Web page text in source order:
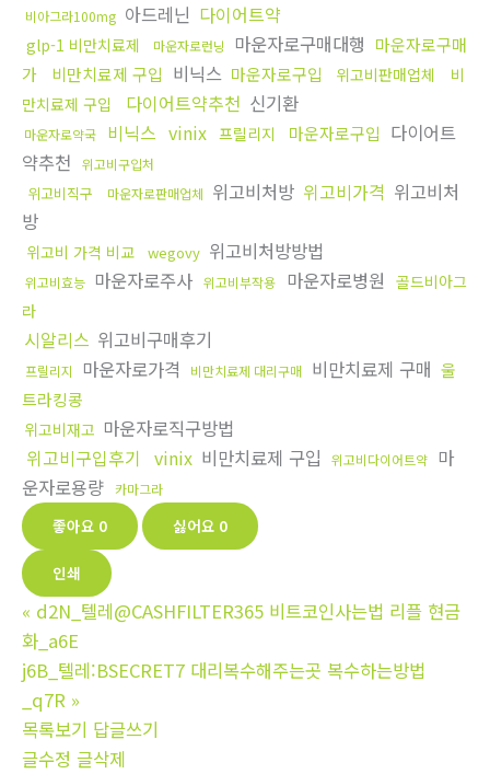
비아그라100mg 아드레닌 다이어트약
glp-1 비만치료제 마운자로런닝 마운자로구매대행 마운자로구매
가
비만치료제 구입 비닉스 마운자로구입 위고비판매업체
비
만치료제 구입
다이어트약추천 신기환
마운자로약국 비닉스 vinix 프릴리지 마운자로구입 다이어트
약추천
위고비구입처
위고비직구 마운자로판매업체 위고비처방 위고비가격 위고비처
방
위고비 가격 비교 wegovy 위고비처방방법
위고비효능 마운자로주사 위고비부작용 마운자로병원 골드비아그
라
시알리스 위고비구매후기
프릴리지 마운자로가격 비만치료제 대리구매 비만치료제 구매 울
트라킹콩
위고비재고 마운자로직구방법
위고비구입후기 vinix 비만치료제 구입 위고비다이어트약
마
운자로용량 카마그라
좋아요 0 싫어요 0
인쇄
« d2N_텔레@CASHFILTER365 비트코인사는법 리플 현금
화_a6E
j6B_텔레:BSECRET7 대리복수해주는곳 복수하는방법
_q7R »
목록보기 답글쓰기
글수정 글삭제